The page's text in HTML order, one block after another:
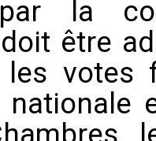
par la
être
votes